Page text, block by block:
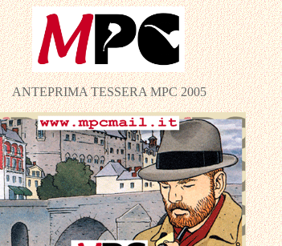
ANTEPRIMA TESSERA MPC 2005